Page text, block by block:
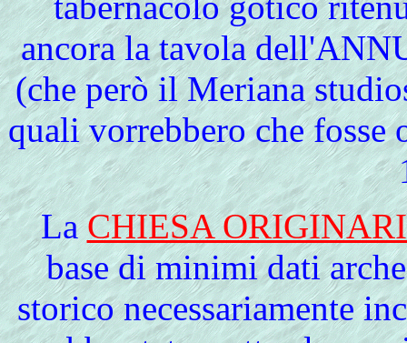
ancora la tavola
(che però il Meriana
quali vorrebbero che
La CHIESA
base di minimi dati
storico necessariamente